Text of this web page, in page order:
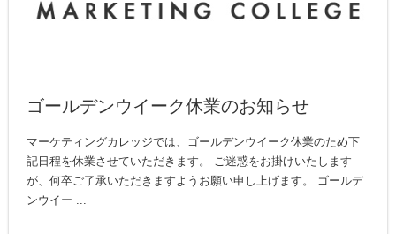
ゴールデンウイーク休業のお知らせ
マーケティングカレッジでは、ゴールデンウイーク休業のため下
記日程を休業させていただきます。 ご迷惑をお掛けいたします
が、何卒ご了承いただきますようお願い申し上げます。 ゴールデ
ンウイー ...